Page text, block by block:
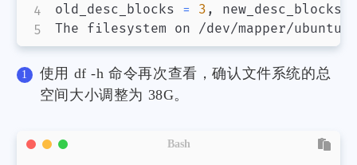
old_desc_blocks = 3 , new_desc_blocks
The filesystem on /dev/mapper/
使用 df -h 命令再次查看，确认文件系统的总
空间大小调整为 38G。
Bash